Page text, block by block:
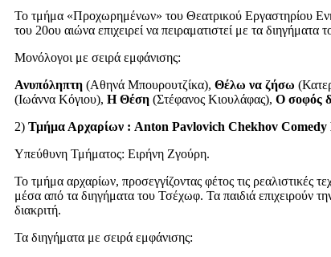
Το τμήμα «Προχωρημένων» του Θεατρικού Εργαστηρίου
του 20ου αιώνα επιχειρεί να πειραματιστεί με τα
Μονόλογοι με σειρά εμφάνισης:
Ανυπόληπτη (Αθηνά Μπουρουτζίκα), Θέλω να ζήσω
(Ιωάννα Κόγιου), Η Θέση (Στέφανος Κιουλάφας), Ο σοφός
2) Τμήμα Αρχαρίων : Anton Pavlovich Chekhov Comedy
Υπεύθυνη Τμήματος: Ειρήνη Ζγούρη.
Το τμήμα αρχαρίων, προσεγγίζοντας φέτος τις
μέσα από τα διηγήματα του Τσέχωφ. Τα παιδιά επιχειρούν
διακριτή.
Τα διηγήματα με σειρά εμφάνισης: